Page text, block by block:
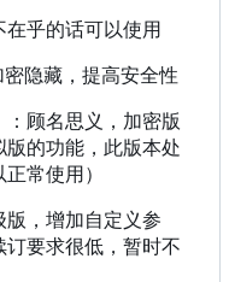
在乎的话可以使用
密隐藏，提高安全性
：顾名思义，加密版
的功能，此版本处
常使用）
版，增加自定义参
要求很低，暂时不